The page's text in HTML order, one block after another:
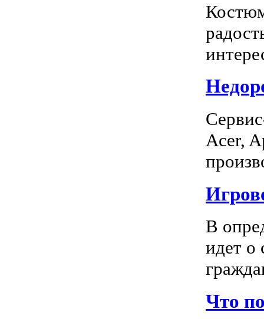
Acer,
В
идет о
Что